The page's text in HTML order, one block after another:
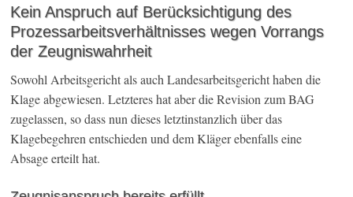
Kein Anspruch auf Berücksichtigung des
Prozessarbeitsverhältnisses wegen Vorrangs
der Zeugniswahrheit
Sowohl Arbeitsgericht als auch Landesarbeitsgericht haben die
Klage abgewiesen. Letzteres hat aber die Revision zum BAG
zugelassen, so dass nun dieses letztinstanzlich über das
Klagebegehren entschieden und dem Kläger ebenfalls eine
Absage erteilt hat.